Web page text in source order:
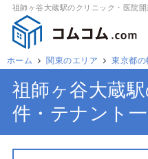
祖師ヶ谷大蔵駅のクリニック・医院
ホーム 関東のエリア 東京都
祖師ヶ谷大蔵
件・テナント